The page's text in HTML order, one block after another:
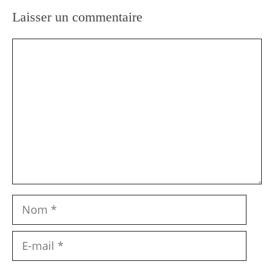
Laisser un commentaire
Nom